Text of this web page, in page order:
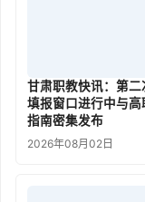
甘肃职教快讯：第二
填报窗口进行中与高
指南密集发布
2026年08月02日